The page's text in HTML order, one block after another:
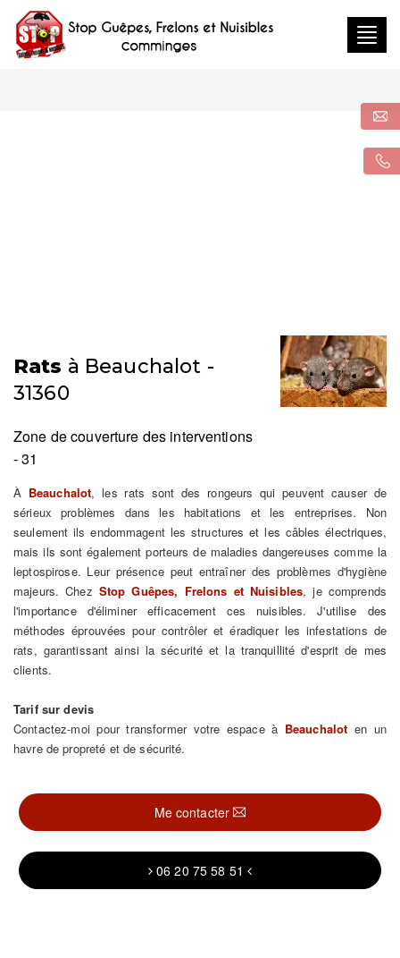
Rats à Beauchalot -
31360
Zone de couverture des interventions
- 31
À Beauchalot, les rats sont des rongeurs qui peuvent causer de
sérieux problèmes dans les habitations et les entreprises. Non
seulement ils endommagent les structures et les câbles électriques,
mais ils sont également porteurs de maladies dangereuses comme la
leptospirose. Leur présence peut entraîner des problèmes d'hygiène
majeurs. Chez Stop Guêpes, Frelons et Nuisibles, je comprends
l'importance d'éliminer efficacement ces nuisibles. J'utilise des
méthodes éprouvées pour contrôler et éradiquer les infestations de
rats, garantissant ainsi la sécurité et la tranquillité d'esprit de mes
clients.
Tarif sur devis
Contactez-moi pour transformer votre espace à Beauchalot en un
havre de propreté et de sécurité.
Me contacter
06 20 75 58 51